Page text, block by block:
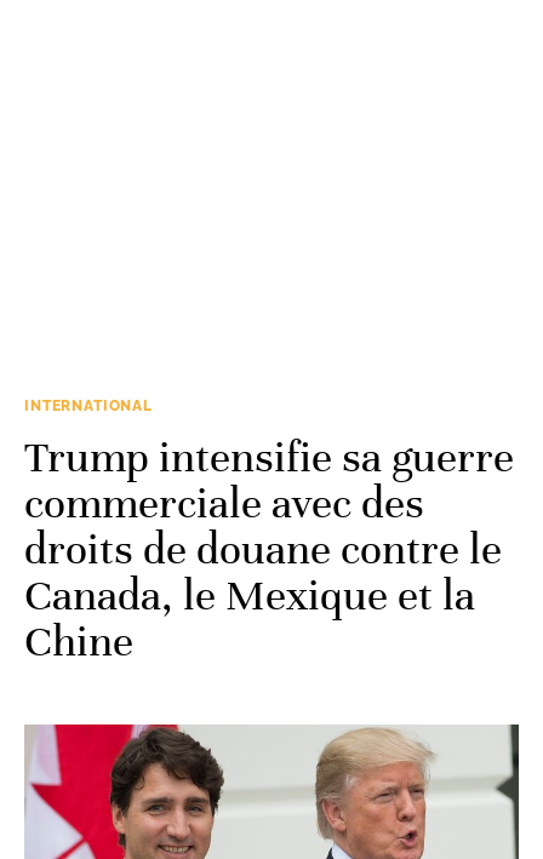
INTERNATIONAL
Trump intensifie sa guerre
commerciale avec des
droits de douane contre le
Canada, le Mexique et la
Chine